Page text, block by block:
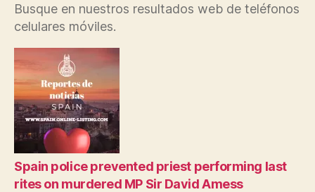
Busque en nuestros resultados web de teléfonos
celulares móviles.
Spain police prevented priest performing last
rites on murdered MP Sir David Amess